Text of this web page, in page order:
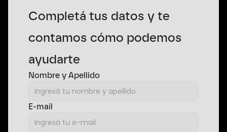
Completá tus datos y te
contamos cómo podemos
ayudarte
Nombre y Apellido
E-mail